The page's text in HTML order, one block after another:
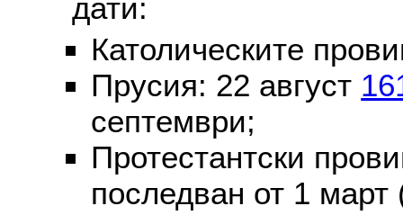
дати:
Католическите
Прусия: 22 август
септември;
Протестантски
последван от 1 март